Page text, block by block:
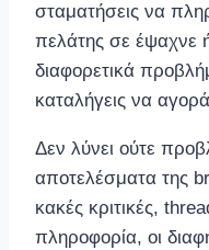
σταματήσεις να
πελάτης σε έψαχνε
διαφορετικά
καταλήγεις να
Δεν λύνει ούτε
αποτελέσματα της
κακές κριτικές,
πληροφορία, οι